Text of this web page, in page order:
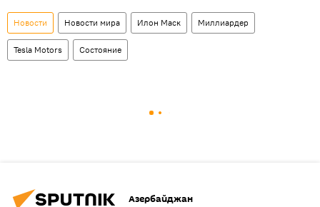
Новости Новости мира Илон Маск Миллиардер
Tesla Motors Состояние
Азербайджан